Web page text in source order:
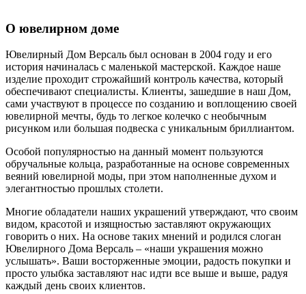
О ювелирном доме
Ювелирный Дом Версаль был основан в 2004 году и его
история начиналась с маленькой мастерской. Каждое наше
изделие проходит строжайший контроль качества, который
обеспечивают специалисты. Клиенты, зашедшие в наш Дом,
сами участвуют в процессе по созданию и воплощению своей
ювелирной мечты, будь то легкое колечко с необычным
рисунком или большая подвеска с уникальным бриллиантом.
Особой популярностью на данный момент пользуются
обручальные кольца, разработанные на основе современных
веяний ювелирной моды, при этом наполненные духом и
элегантностью прошлых столети.
Многие обладатели наших украшений утверждают, что своим
видом, красотой и изящностью заставляют окружающих
говорить о них. На основе таких мнений и родился слоган
Ювелирного Дома Версаль – «наши украшения можно
услышать». Ваши восторженные эмоции, радость покупки и
просто улыбка заставляют нас идти все выше и выше, радуя
каждый день своих клиентов.